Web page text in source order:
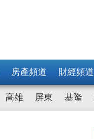
房產頻道 財經頻道
高雄 屏東 基隆